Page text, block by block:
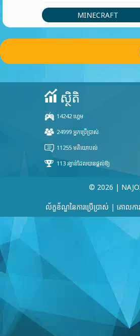
MINECRAFT
© 2026 |
ល័ក្ខខ័ណ្ឌនៃការប្រើប្រាស់ | គោលក